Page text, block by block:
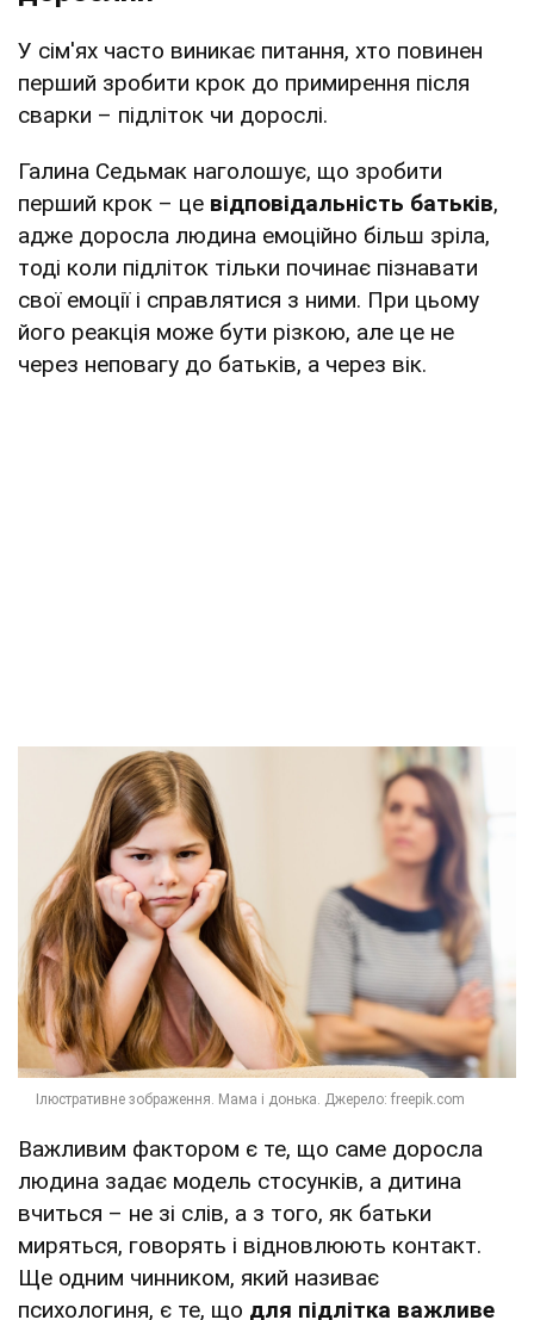
У сім'ях часто виникає питання, хто повинен
перший зробити крок до примирення після
сварки – підліток чи дорослі.
Галина Седьмак наголошує, що зробити
перший крок – це відповідальність батьків,
адже доросла людина емоційно більш зріла,
тоді коли підліток тільки починає пізнавати
свої емоції і справлятися з ними. При цьому
його реакція може бути різкою, але це не
через неповагу до батьків, а через вік.
Важливим фактором є те, що саме доросла
людина задає модель стосунків, а дитина
вчиться – не зі слів, а з того, як батьки
миряться, говорять і відновлюють контакт.
Ще одним чинником, який називає
психологиня, є те, що для підлітка важливе